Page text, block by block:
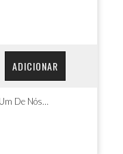
ADICIONAR
De Nós…